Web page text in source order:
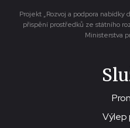
Projekt „Rozvoj a podpora
přispění prostředků ze státního
Ministerstva
Výlep